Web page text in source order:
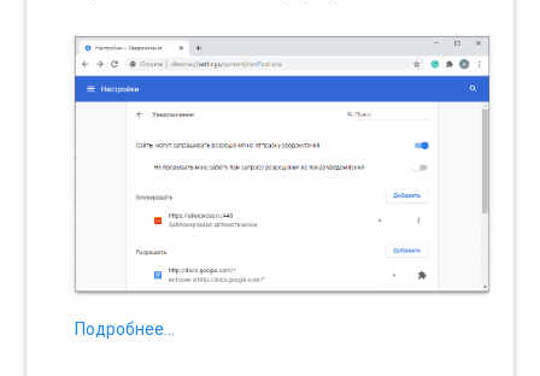
Подробнее…